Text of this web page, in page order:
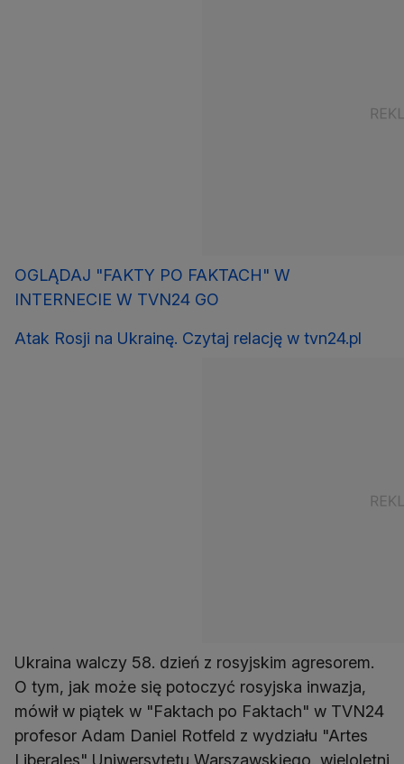
OGLĄDAJ "FAKTY PO FAKTACH" W
INTERNECIE W TVN24 GO
Atak Rosji na Ukrainę. Czytaj relację w tvn24.pl
Ukraina walczy 58. dzień z rosyjskim agresorem.
O tym, jak może się potoczyć rosyjska inwazja,
mówił w piątek w "Faktach po Faktach" w TVN24
profesor Adam Daniel Rotfeld z wydziału "Artes
Liberales" Uniwersytetu Warszawskiego, wieloletni